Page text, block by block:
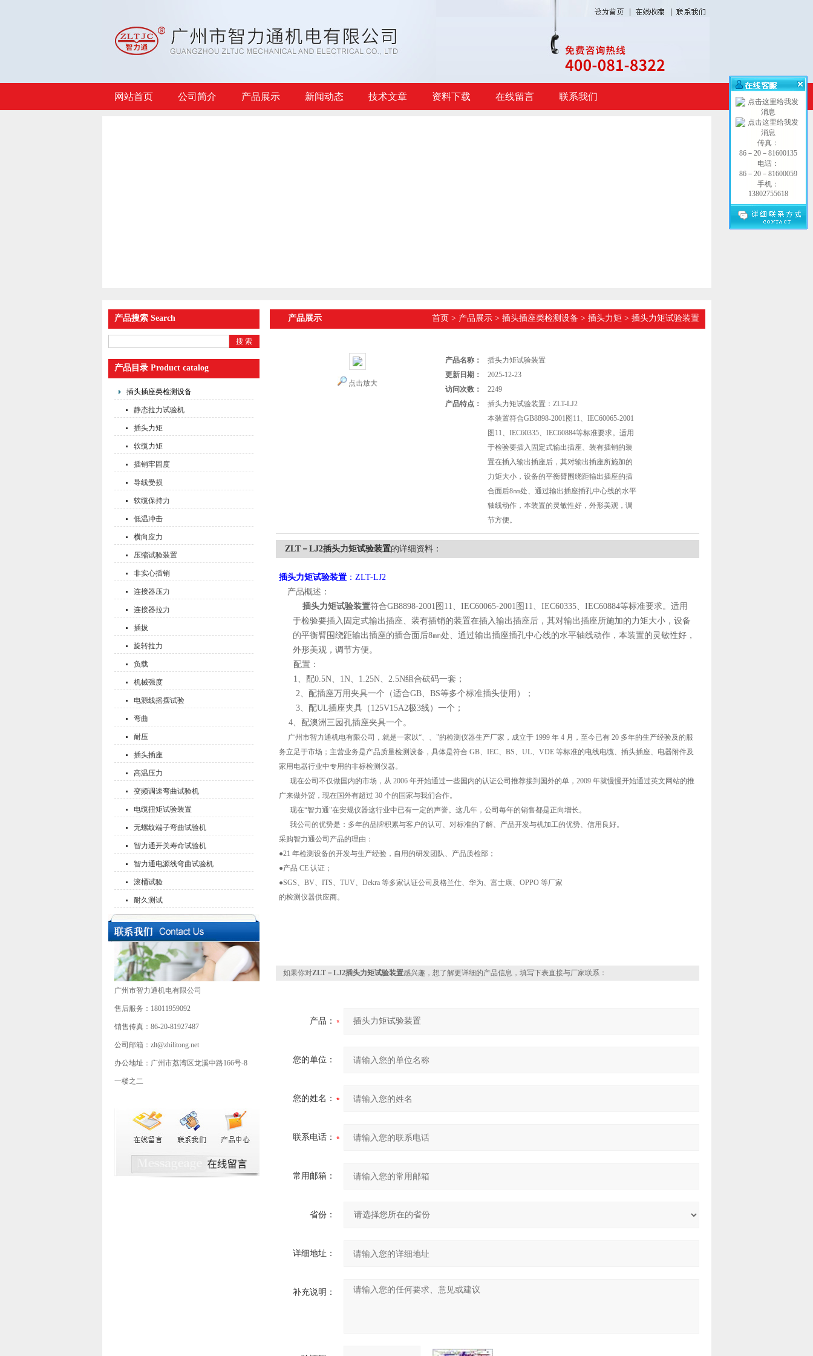
网站首页 公司简介 产品展示 新闻动态 技术文章 资料下载 在线留言 联系我们
产品搜索 Search
产品目录 Product catalog
插头插座类检测设备
静态拉力试验机
插头力矩
软缆力矩
插销牢固度
导线受损
软缆保持力
低温冲击
横向应力
压缩试验装置
非实心插销
连接器压力
连接器拉力
插拔
旋转拉力
负载
机械强度
电源线摇摆试验
弯曲
耐压
插头插座
高温压力
变频调速弯曲试验机
电缆扭矩试验装置
无螺纹端子弯曲试验机
智力通开关寿命试验机
智力通电源线弯曲试验机
滚桶试验
耐久测试
广州市智力通机电有限公司
售后服务：18011959092
销售传真：86-20-81927487
公司邮箱：zlt@zhilitong.net
办公地址：广州市荔湾区龙溪中路166号-8
一楼之二
产品展示 首页 > 产品展示> 插头插座类检测设备 > 插头力矩 > 插头力矩试验装置
点击放大
产品名称：
插头力矩试验装置
更新日期：
2025-12-23
访问次数：
2249
产品特点：
插头力矩试验装置：ZLT-LJ2
本装置符合GB8898-2001图11、IEC60065-2001
图11、IEC60335、IEC60884等标准要求。适用
于检验要插入固定式输出插座、装有插销的装
置在插入输出插座后，其对输出插座所施加的
力矩大小，设备的平衡臂围绕距输出插座的插
合面后8㎜处、通过输出插座插孔中心线的水平
轴线动作，本装置的灵敏性好，外形美观，调
节方便。
ZLT－LJ2插头力矩试验装置的详细资料：
插头力矩试验装置：ZLT-LJ2
产品概述：
插头力矩试验装置符合GB8898-2001图11、IEC60065-2001图11、IEC60335、IEC60884等标准要求。适用
于检验要插入固定式输出插座、装有插销的装置在插入输出插座后，其对输出插座所施加的力矩大小，设备
的平衡臂围绕距输出插座的插合面后8㎜处、通过输出插座插孔中心线的水平轴线动作 ，本装置的灵敏性好，
外形美观，调节方便。
配置：
1、配0.5N、1N、1.25N、2.5N组合砝码一套；
2、配插座万用夹具一个（适合GB、BS等多个标准插头使用）；
3、配UL插座夹具（125V15A2极3线）一个；
4、配澳洲三园孔插座夹具一个。
广州市智力通机电有限公司，就是一家以“、、"的检测仪器生产厂家，成立于 1999 年 4 月，至今已有 20 多年的生产经验及的服
务立足于市场；主营业务是产品质量检测设备，具体是符合 GB、IEC、BS、UL、VDE 等标准的电线电缆、插头插座、电器附件及
家用电器行业中专用的非标检测仪器。
现在公司不仅做国内的市场，从 2006 年开始通过一些国内的认证公司推荐接到国外的单，2009 年就慢慢开始通过英文网站的推
广来做外贸，现在国外有超过 30 个的国家与我们合作。
现在“智力通"在安规仪器这行业中已有一定的声誉。这几年，公司每年的销售都是正向增长。
我公司的优势是：多年的品牌积累与客户的认可、对标准的了解、产品开发与机加工的优势、信用良好。
采购智力通公司产品的理由：
●21 年检测设备的开发与生产经验，自用的研发团队、产品质检部；
●产品 CE 认证；
●SGS、BV、ITS、TUV、Dekra 等多家认证公司及格兰仕、华为、富士康、OPPO 等厂家
的检测仪器供应商。
如果你对ZLT－LJ2插头力矩试验装置感兴趣，想了解更详细的产品信息，填写下表直接与厂家联系：
产品：
您的单位：
您的姓名：
联系电话：
常用邮箱：
省份：
详细地址：
补充说明：
传真：
86－20－81600135
电话：
86－20－81600059
手机：
13802755618